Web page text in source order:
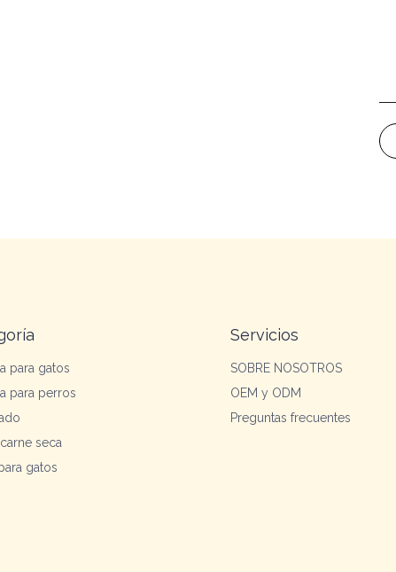
para gatos
para perros
seca
gatos
Servicios
SOBRE NOSOTROS
OEM y ODM
Preguntas frecuentes